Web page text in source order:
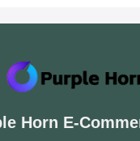
Horn E-